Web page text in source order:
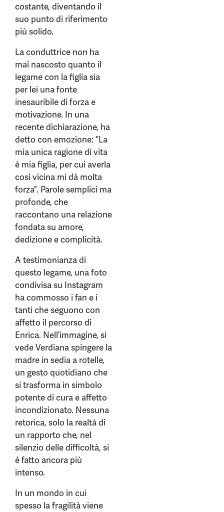
costante, diventando il
suo punto di riferimento
più solido.
La conduttrice non ha
mai nascosto quanto il
legame con la figlia sia
per lei una fonte
inesauribile di forza e
motivazione. In una
recente dichiarazione, ha
detto con emozione: “La
mia unica ragione di vita
è mia figlia, per cui averla
così vicina mi dà molta
forza”. Parole semplici ma
profonde, che
raccontano una relazione
fondata su amore,
dedizione e complicità.
A testimonianza di
questo legame, una foto
condivisa su Instagram
ha commosso i fan e i
tanti che seguono con
affetto il percorso di
Enrica. Nell’immagine, si
vede Verdiana spingere la
madre in sedia a rotelle,
un gesto quotidiano che
si trasforma in simbolo
potente di cura e affetto
incondizionato. Nessuna
retorica, solo la realtà di
un rapporto che, nel
silenzio delle difficoltà, si
è fatto ancora più
intenso.
In un mondo in cui
spesso la fragilità viene